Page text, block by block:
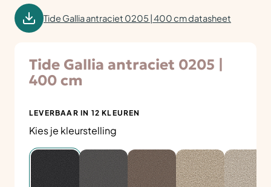
Tide Gallia antraciet 0205 | 400 cm datasheet
Tide Gallia antraciet 0205 |
400 cm
LEVERBAAR IN 12 KLEUREN
Kies je kleurstelling